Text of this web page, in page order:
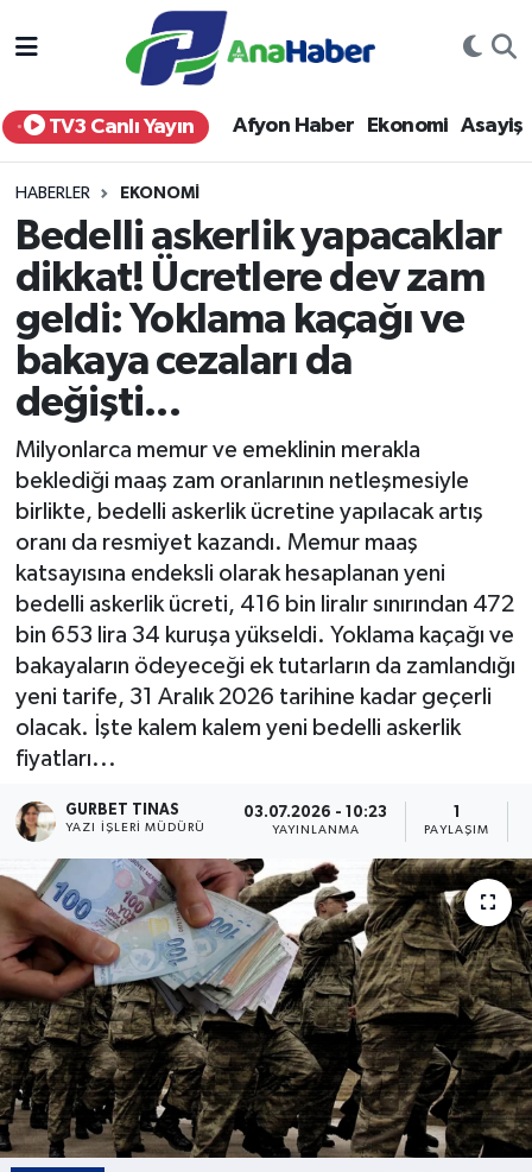
TV3 Canlı Yayın Afyon Haber Ekonomi Asayiş
HABERLER EKONOMI
Bedelli askerlik yapacaklar
dikkat! Ücretlere dev zam
geldi: Yoklama kaçağı ve
bakaya cezaları da
değişti...
Milyonlarca memur ve emeklinin merakla
beklediği maaş zam oranlarının netleşmesiyle
birlikte, bedelli askerlik ücretine yapılacak artış
oranı da resmiyet kazandı. Memur maaş
katsayısına endeksli olarak hesaplanan yeni
bedelli askerlik ücreti, 416 bin liralır sınırından 472
bin 653 lira 34 kuruşa yükseldi. Yoklama kaçağı ve
bakayaların ödeyeceği ek tutarların da zamlandığı
yeni tarife, 31 Aralık 2026 tarihine kadar geçerli
olacak. İşte kalem kalem yeni bedelli askerlik
fiyatları...
GURBET TINAS
YAZI İŞLERI MÜDÜRÜ
03.07.2026 - 10:23
YAYINLANMA PAYLAŞIM
Yurt Haber
Afyon Haber
Siyaset
Spor
Eğitim
Sağlık
Teknoloji
Kültür - Sanat
Yaşam
Afyonkarahisar Nöbetçi Eczaneler
Afyonkarahisar Hava Durumu
Afyonkarahisar Trafik Yoğunluk Haritası
Süper Lig Puan Durumu ve Fikstür
Tüm Manşetler
Son Dakika Haberleri
Haber Arşivi